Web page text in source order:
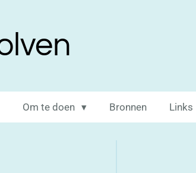
Om te doen Bronnen Links